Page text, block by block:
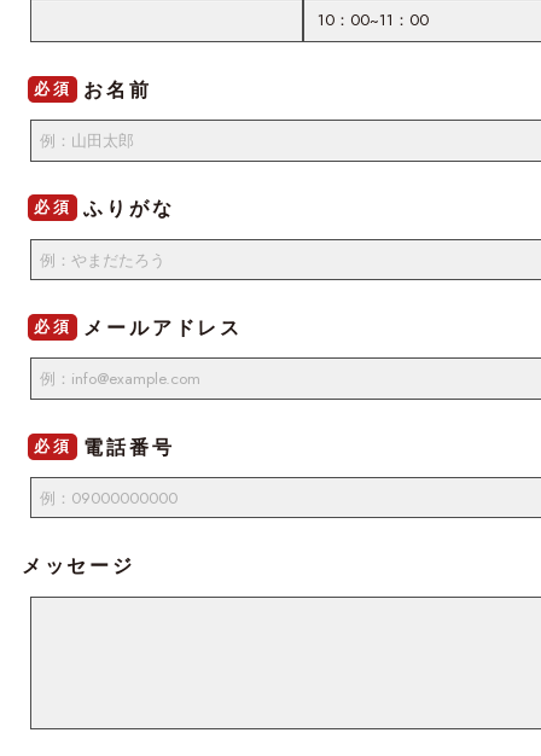
必須 お名前
必須 ふりがな
必須 メールアドレス
必須 電話番号
メッセージ